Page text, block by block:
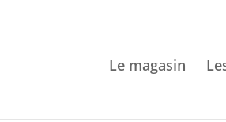
Le magasin